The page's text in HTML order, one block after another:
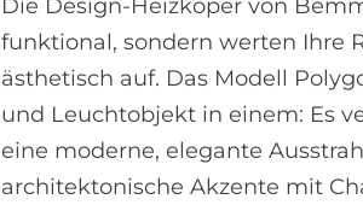
Die Design-Heizköper von
funktional, sondern werten Ihre
ästhetisch auf. Das Modell
und Leuchtobjekt in einem: Es
eine moderne, elegante
architektonische Akzente mit